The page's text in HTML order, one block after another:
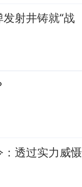
射井铸就“战
透过实力威慑